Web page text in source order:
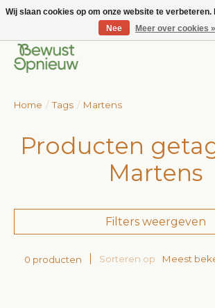
Wij bieden het grootste aanbod in betaalbare
Home / Tags / Martens
Producten
Martens
Filters weergeven
0 producten Sorteren op Meest
Wij slaan cookies op om onze website te verbeteren.
Nee
Meer over cookies »